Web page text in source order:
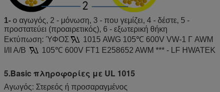
1- ο αγωγός, 2 - μόνωση, 3 - που γεμίζει, 4 - δέστε, 5 -
προστατεύει (προαιρετικός), 6 - εξωτερική θήκη
Εκτύπωση: ΎΦΟΣ
1015 AWG 105℃ 600V VW-1 Γ AWM
I/II A/B
105℃ 600V FT1 E258652 AWM *** - LF HWATEK
5.Basic πληροφορίες με UL 1015
Αγωγός: Στερεός ή προσαραγμένος